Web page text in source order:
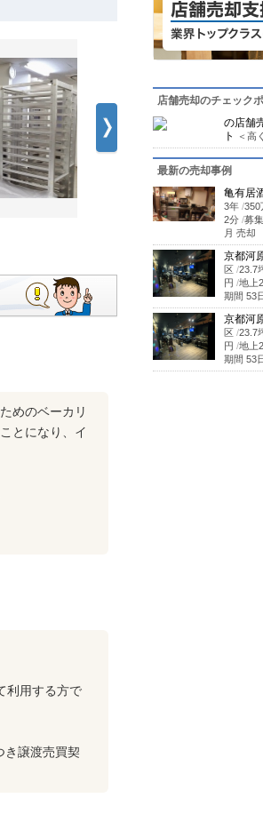
めのベーカリ
とになり、イ
利用する方で
き譲渡売買契
店舗売却のチェック
の店舗
ト
＜高
最新の売却事例
亀有居
3年 /350
2分 /募
月 売却
京都河
区 /23.7
円 /地上
期間 53
京都河
区 /23.7
円 /地上
期間 53